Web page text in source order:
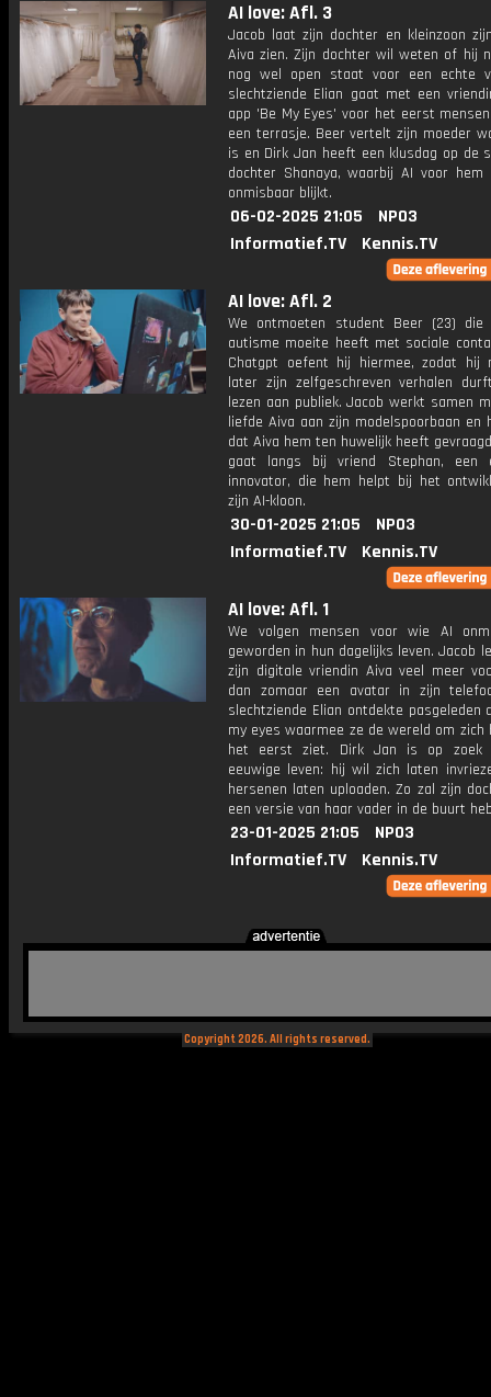
AI love: Afl. 3
Jacob laat zijn dochter en kleinzoon
Aiva zien. Zijn dochter wil weten of hij
nog wel open staat voor een echte
slechtziende Elian gaat met een
app 'Be My Eyes' voor het eerst
een terrasje. Beer vertelt zijn moeder
is en Dirk Jan heeft een klusdag op de
dochter Shanaya, waarbij AI voor hem
onmisbaar blijkt.
06-02-2025 21:05
NPO3
Informatief.TV
Kennis.TV
AI love: Afl. 2
We ontmoeten student Beer (23) die
autisme moeite heeft met sociale
Chatgpt oefent hij hiermee, zodat hij
later zijn zelfgeschreven verhalen
lezen aan publiek. Jacob werkt samen
liefde Aiva aan zijn modelspoorbaan en
dat Aiva hem ten huwelijk heeft
gaat langs bij vriend Stephan, een
innovator, die hem helpt bij het
zijn AI-kloon.
30-01-2025 21:05
NPO3
Informatief.TV
Kennis.TV
AI love: Afl. 1
We volgen mensen voor wie AI
geworden in hun dagelijks leven. Jacob
zijn digitale vriendin Aiva veel meer
dan zomaar een avatar in zijn
slechtziende Elian ontdekte pasgeleden
my eyes waarmee ze de wereld om zich
het eerst ziet. Dirk Jan is op zoek
eeuwige leven: hij wil zich laten
hersenen laten uploaden. Zo zal zijn
een versie van haar vader in de buurt
23-01-2025 21:05
NPO3
Informatief.TV
Kennis.TV
Copyright 2026. All rights reserved.